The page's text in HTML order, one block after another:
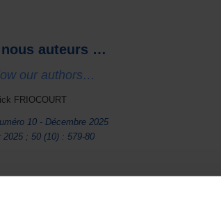
auteurs …
our authors…
FRIOCOURT
10 - Décembre 2025
2025 ; 50 (10) : 579-80